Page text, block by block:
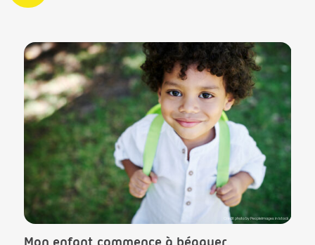
Crédit photo by PeopleImages in Istock